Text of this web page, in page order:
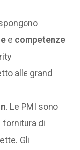
e competenze
alle grandi
. Le PMI sono
fornitura di
Gli